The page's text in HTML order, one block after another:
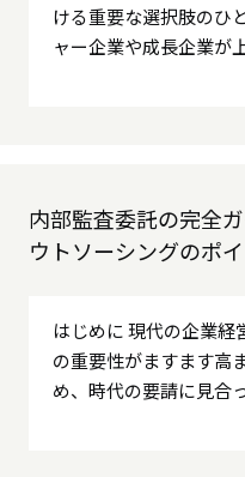
ける重要な選択肢のひ
ャー企業や成長企業が
内部監査委託の完全
ウトソーシングのポ
はじめに 現代の企業経
の重要性がますます高
め、時代の要請に見合